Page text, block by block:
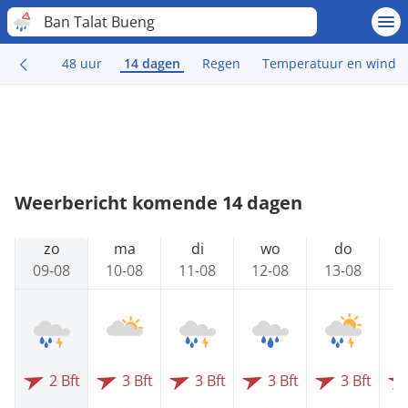
Ban Talat Bueng
48 uur 14 dagen Regen Temperatuur en wind
Weerbericht komende 14 dagen
zo
09-08
2 Bft
ma
10-08
3 Bft
di
11-08
3 Bft
wo
12-08
3 Bft
do
13-08
3 Bft